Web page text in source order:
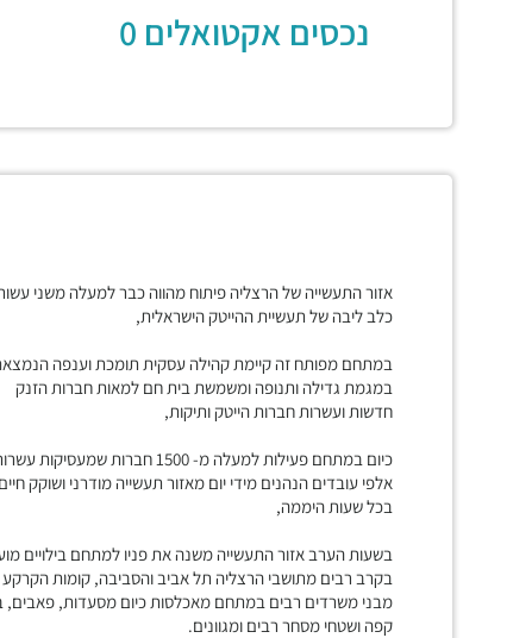
נכסים אקטואלים 0
אזור התעשייה של הרצליה פיתוח מהווה כבר למעלה משני
כלב ליבה של תעשיית ההייטק הישראלית,
במתחם מפותח זה קיימת קהילה עסקית תומכת וענפה
במגמת גדילה ותנופה ומשמשת בית חם למאות חברות הזנק
חדשות ועשרות חברות הייטק ותיקות,
כיום במתחם פעילות למעלה מ- 1500 חברות שמעסיקות
אלפי עובדים הנהנים מידי יום מאזור תעשייה מודרני ושוקק חיים
בכל שעות היממה,
בשעות הערב אזור התעשייה משנה את פניו למתחם בילויים
בקרב רבים מתושבי הרצליה תל אביב והסביבה, קומות
מבני משרדים רבים במתחם מאכלסות כיום מסעדות, פאבים,
קפה ושטחי מסחר רבים ומגוונים.